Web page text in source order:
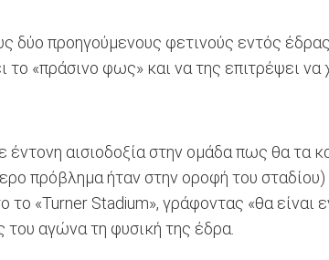
δύο προηγούμενους φετινούς εντός
«πράσινο φως» και να της επιτρέψει
έντονη αισιοδοξία στην ομάδα πως θα τα
πρόβλημα ήταν στην οροφή του
«Turner Stadium», γράφοντας «θα είναι
αγώνα τη φυσική της έδρα.